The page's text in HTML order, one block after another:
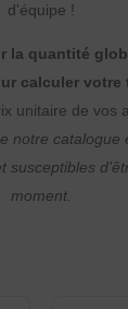
d'équipe !
la quantité
calculer votre
unitaire de vos
notre catalogue
susceptibles
moment.